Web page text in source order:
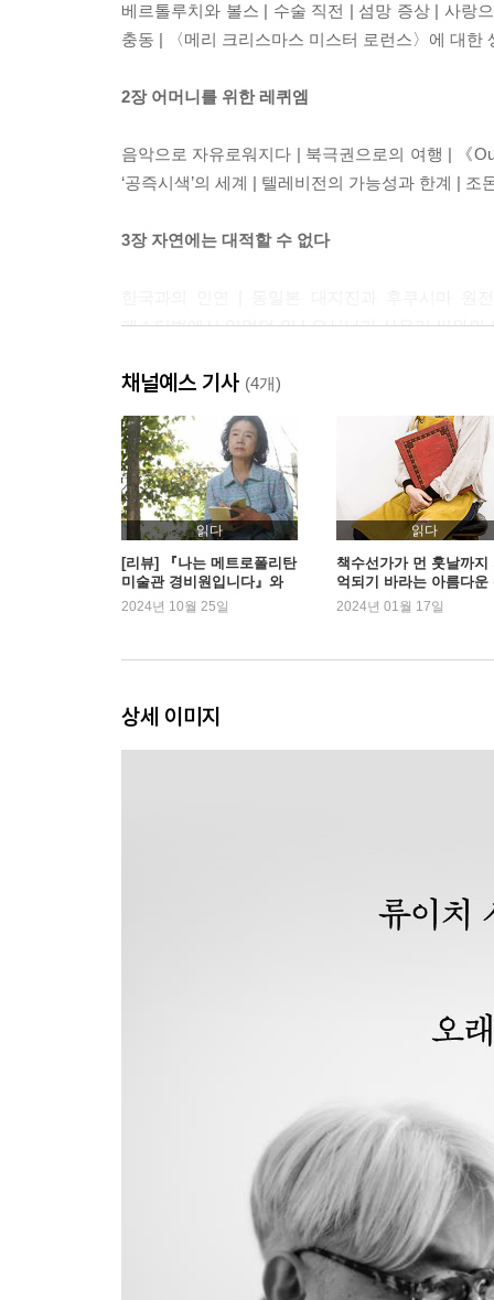
베르톨루치와 볼스 | 수술 직전 | 섬망 증상 | 사랑
충동 | 〈메리 크리스마스 미스터 로런스〉에 대
2장 어머니를 위한 레퀴엠
음악으로 자유로워지다 | 북극권으로의 여행 | 《
‘공즉시색’의 세계 | 텔레비전의 가능성과 한계 |
3장 자연에는 대적할 수 없다
페스티벌에서 있었던 일 | 요시나가 사유리 씨와
4장 여행과 창작
아이슬란드로부터 배우다 | 중동의 왕녀 | 관광을
단잔신사에서 본 〈오키나〉 | 삿포로 국제 예술제
5장 첫 번째 좌절
노구치 정체와 매크로바이오틱 | 미국의 의료 |
단 하루의 교수직 | 모노파와 타르콥스키 | 《
브렉퍼스트 클럽 | 글라스 하우스에서의 경험 | ‘
대만의 소수 민족 | ‘오시마 나기사 상’ 창설 | 야
저자를 대신한 에필로그
장례식 플레이리스트
채널예스 기사 (4개)
읽다
[리뷰] 『나는 메트로폴리탄
미술관 경비원입니다』와
영화 <시>의 공통점
2024년 10월 25일
읽다
책수선가가 먼 훗날까지
억되기 바라는 아름다운
2024년 01월 17일
상세 이미지